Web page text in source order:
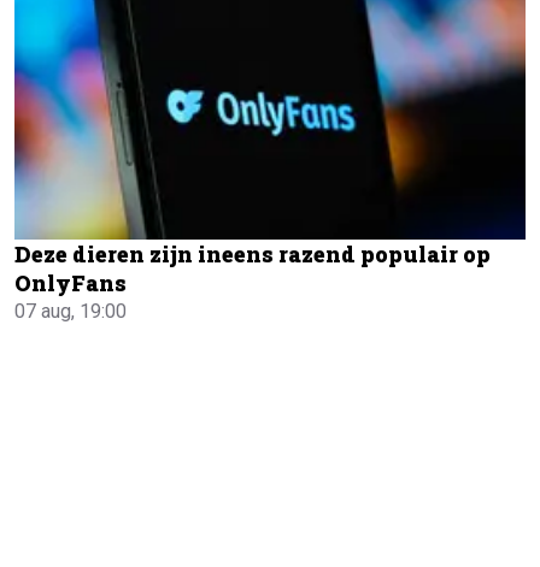
Deze dieren zijn ineens razend populair op
OnlyFans
07 aug, 19:00